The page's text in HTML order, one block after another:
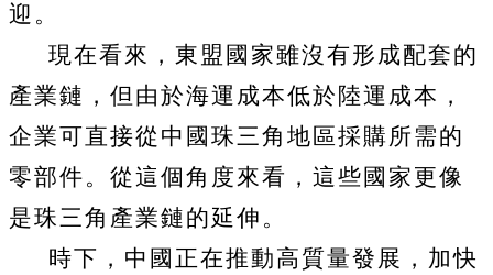
迎。
現在看來，東盟國家雖沒有形成配套的
產業鏈，但由於海運成本低於陸運成本，
企業可直接從中國珠三角地區採購所需的
零部件。從這個角度來看，這些國家更像
是珠三角產業鏈的延伸。
時下，中國正在推動高質量發展，加快